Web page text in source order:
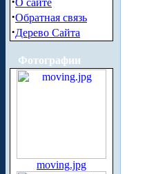
О сайте
·Обратная связь
·Дерево Сайта
Фотографии
moving.jpg